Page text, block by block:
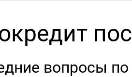
вопросы по